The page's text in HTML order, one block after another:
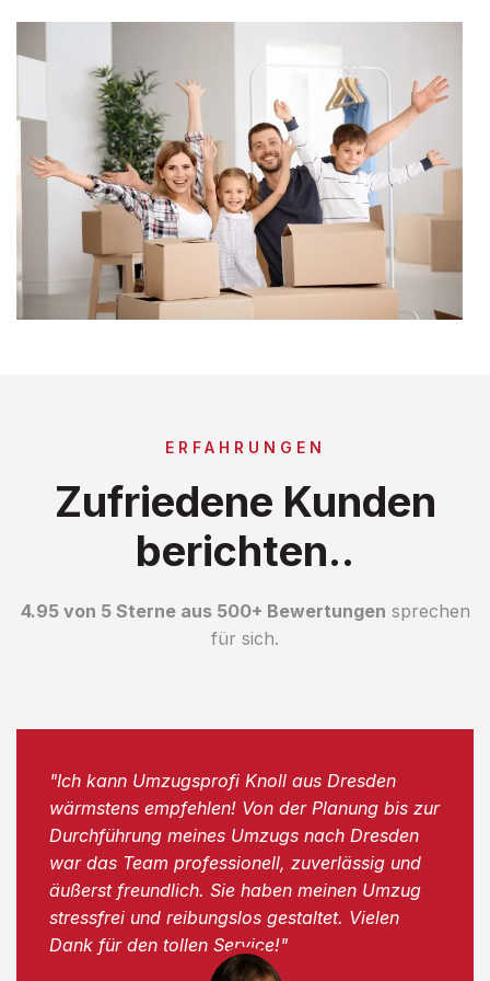
ERFAHRUNGEN
Zufriedene Kunden
berichten..
4.95 von 5 Sterne aus 500+ Bewertungen sprechen
für sich.
"Ich kann Umzugsprofi Knoll aus Dresden
wärmstens empfehlen! Von der Planung bis zur
Durchführung meines Umzugs nach Dresden
war das Team professionell, zuverlässig und
äußerst freundlich. Sie haben meinen Umzug
stressfrei und reibungslos gestaltet. Vielen
Dank für den tollen Service!"